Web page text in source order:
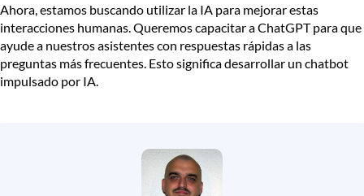
Ahora, estamos buscando utilizar la IA para mejorar estas
interacciones humanas. Queremos capacitar a ChatGPT para que
ayude a nuestros asistentes con respuestas rápidas a las
preguntas más frecuentes. Esto significa desarrollar un chatbot
impulsado por IA.